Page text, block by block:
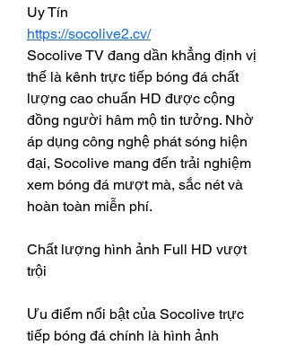
Uy Tín
https://socolive2.cv/
Socolive TV đang dần khẳng định vị
thế là kênh trực tiếp bóng đá chất
lượng cao chuẩn HD được cộng
đồng người hâm mộ tin tưởng. Nhờ
áp dụng công nghệ phát sóng hiện
đại, Socolive mang đến trải nghiệm
xem bóng đá mượt mà, sắc nét và
hoàn toàn miễn phí.
Chất lượng hình ảnh Full HD vượt
trội
Ưu điểm nổi bật của Socolive trực
tiếp bóng đá chính là hình ảnh